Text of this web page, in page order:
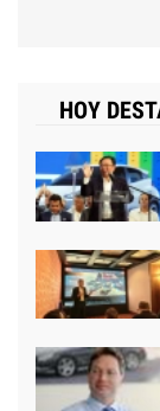
HOY